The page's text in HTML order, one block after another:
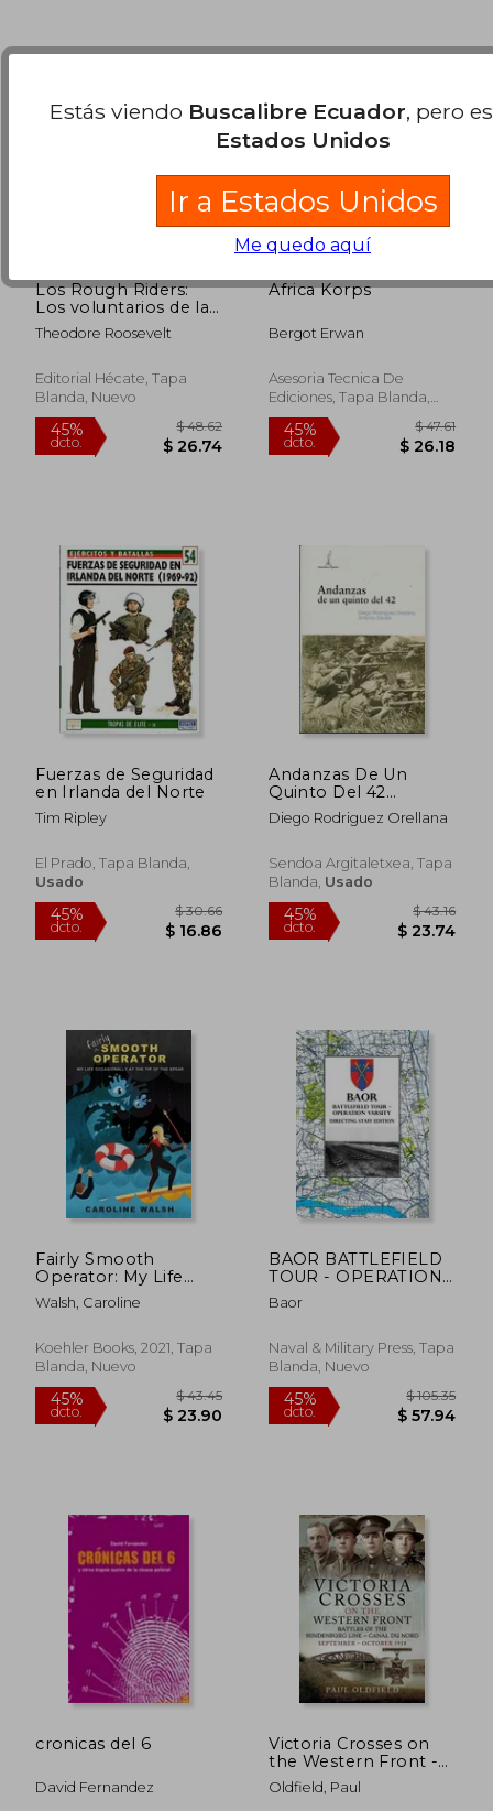
45%
dcto. $ 26.42
45%
dcto. $
Los Rough Riders:
Los voluntarios de la
caballería
estadounidense en la
Theodore Roosevelt
Editorial Hécate, Tapa
Blanda, Nuevo
dcto. $ 26.74
Africa Korps
Bergot Erwan
Asesoria Tecnica De
Ediciones, Tapa Blanda,
Usado
dcto.
Fuerzas de Seguridad
en Irlanda del Norte
Tim Ripley
El Prado, Tapa Blanda,
Usado
Andanzas De Un
Quinto Del 42
(Narrativa Popular)
Diego Rodriguez Orellana
Sendoa Argitaletxea, Tapa
Blanda, Usado
Fairly Smooth
Operator: My Life
Occasionally at the
tip of the Spear (en
Walsh, Caroline
Koehler Books, 2021, Tapa
Blanda, Nuevo
BAOR BATTLEFIELD
TOUR - OPERATION
VARSITY - Directing
Staff Edition:
United States Corps
(Airborne) in Support
Inglés)
Baor
Naval & Military Press, Tapa
Blanda, Nuevo
cronicas del 6
David Fernandez
Victoria Crosses on
the Western Front -
Battles of the
Hindenburg Line -
Oldfield, Paul
Estás viendo Buscalibre Ecuador, pero
Estados Unidos
Ir a Estados Unidos
Me quedo aquí